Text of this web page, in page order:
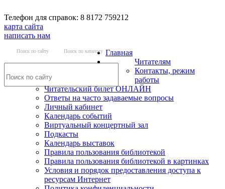
Телефон для справок: 8 8172 759212
карта сайта
написать нам
Поиск по сайту Поиск по каталогу Главная
Читателям
Контакты, режим
работы
Читательский билет ОНЛАЙН
Ответы на часто задаваемые вопросы
Личный кабинет
Календарь событий
Виртуальный концертный зал
Подкасты
Календарь выставок
Правила пользования библиотекой
Правила пользования библиотекой в картинках
Условия и порядок предоставления доступа к
ресурсам Интернет